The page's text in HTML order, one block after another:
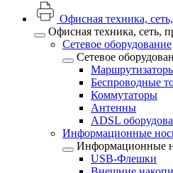
Офисная техника,
Офисная техника, cеть,
Сетевое оборудование
Сетевое
Беспроводные
Коммутаторы
Антенны
ADSL
Информационные
Информационные
USB-Флешки